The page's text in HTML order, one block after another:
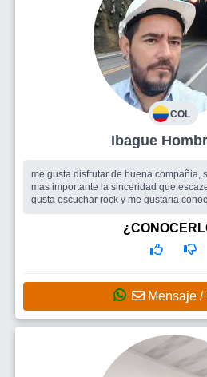
COL
Ibague
me gusta disfrutar de buena compañia,
mas importante la sinceridad que
gusta escuchar rock y me gustaria
Mensaje /